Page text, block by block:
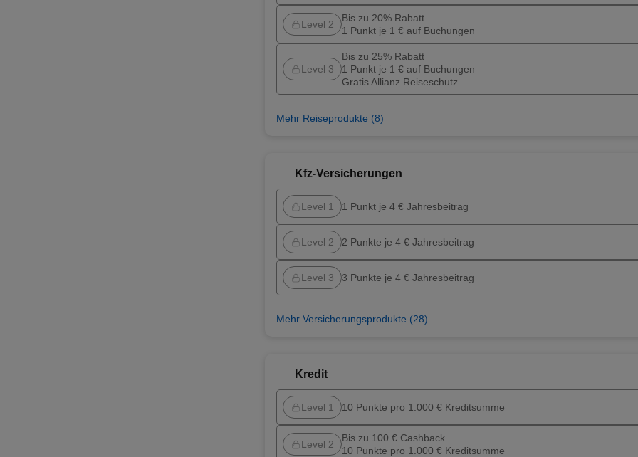
Level 2
Bis zu 20% Rabatt
1 Punkt je 1 € auf Buchungen
Level 3
Bis zu 25% Rabatt
1 Punkt je 1 € auf Buchungen
Gratis Allianz Reiseschutz
Mehr Reiseprodukte (8)
Kfz-Versicherungen
Level 1 1 Punkt je 4 € Jahresbeitrag
Level 2 2 Punkte je 4 € Jahresbeitrag
Level 3 3 Punkte je 4 € Jahresbeitrag
Mehr Versicherungsprodukte (28)
Kredit
Level 1 10 Punkte pro 1.000 € Kreditsumme
Level 2
Bis zu 100 € Cashback
10 Punkte pro 1.000 € Kreditsumme